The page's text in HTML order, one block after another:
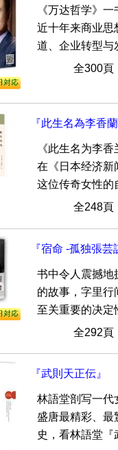
《万达哲学》
近十年来商业思
道、企业转型与
全300
『此生名為李香
《此生名为李
在《日本经济新
这位传奇女性的
全248
『宿命 -孤独張芸
书中令人震撼地
的故事，字里行
至关重要的决定
全292
『武則天正伝』
林語堂剖写一代
盛唐最精彩、最
史，看林語堂『